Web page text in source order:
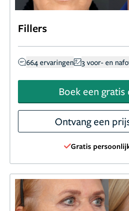
Fillers
664 ervaringen 3 voor- en
Boek een gratis
Ontvang een
Gratis